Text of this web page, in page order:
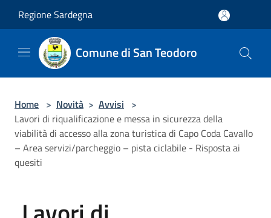
Regione Sardegna
Comune di San Teodoro
Home > Novità > Avvisi >
Lavori di riqualificazione e messa in sicurezza della
viabilità di accesso alla zona turistica di Capo Coda Cavallo
– Area servizi/parcheggio – pista ciclabile - Risposta ai
quesiti